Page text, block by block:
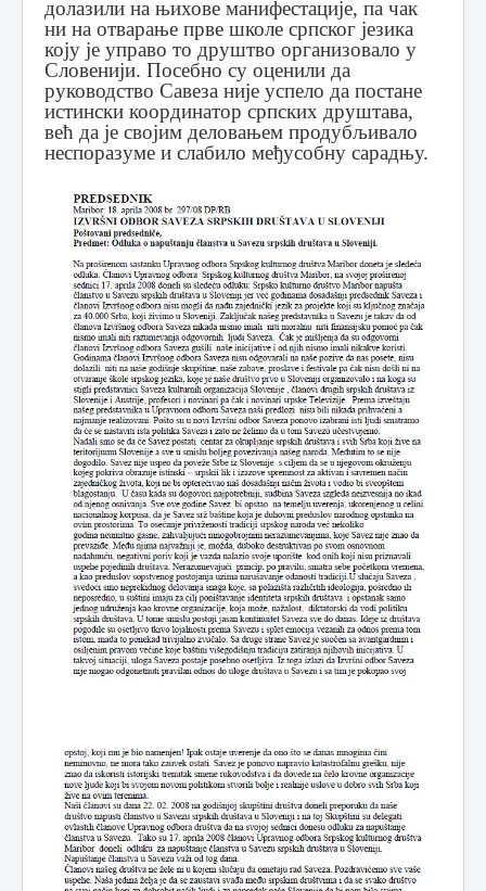
долазили на њихове манифестације, па чак
ни на отварање прве школе српског језика
коју је управо то друштво организовало у
Словенији. Посебно су оценили да
руководство Савеза није успело да постане
истински координатор српских друштава,
већ да је својим деловањем продубљивало
неспоразуме и слабило међусобну сарадњу.